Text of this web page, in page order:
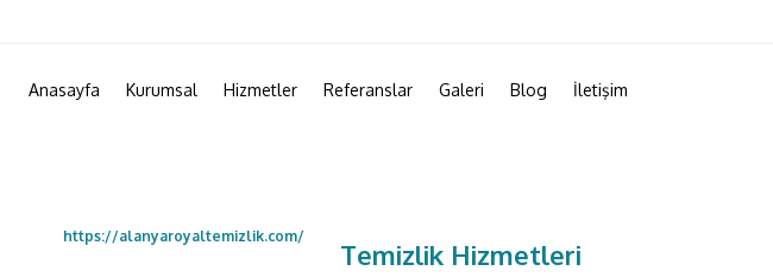
Anasayfa Kurumsal Hizmetler Referanslar Galeri Blog İletişim
https://alanyaroyaltemizlik.com/
Temizlik Hizmetleri